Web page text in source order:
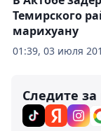
01:39, 03 июля
Темирского
марихуану
Следите